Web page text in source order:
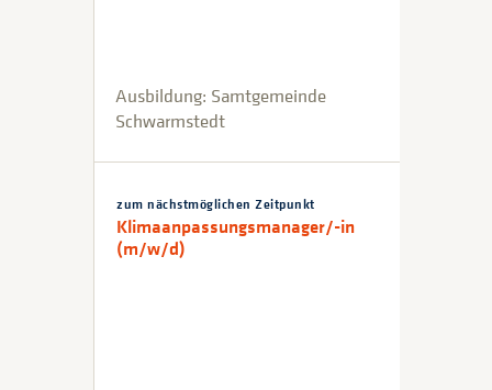
Ausbildung: Samtgemeinde
Schwarmstedt
zum nächstmöglichen Zeitpunkt
Klimaanpassungsmanager/-in
(m/w/d)